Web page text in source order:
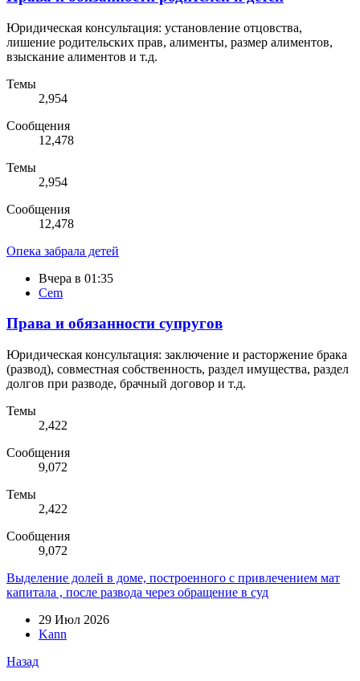
Юридическая консультация: установление отцовства,
лишение родительских прав, алименты, размер алиментов,
взыскание алиментов и т.д.
Темы
2,954
Сообщения
12,478
Темы
2,954
Сообщения
12,478
Опека забрала детей
Вчера в 01:35
Cem
Права и обязанности супругов
Юридическая консультация: заключение и расторжение брака
(развод), совместная собственность, раздел имущества, раздел
долгов при разводе, брачный договор и т.д.
Темы
2,422
Сообщения
9,072
Темы
2,422
Сообщения
9,072
Выделение долей в доме, построенного с привлечением мат
капитала , после развода через обращение в суд
29 Июл 2026
Kann
Назад